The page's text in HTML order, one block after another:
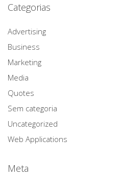
Categorias
Advertising
Business
Marketing
Media
Quotes
Sem categoria
Uncategorized
Web Applications
Meta